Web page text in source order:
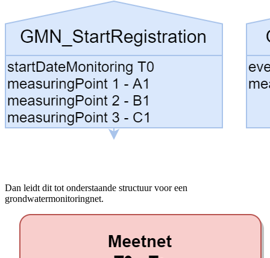
Dan leidt dit tot onderstaande structuur voor een
grondwatermonitoringnet.